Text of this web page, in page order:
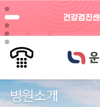
병원소개